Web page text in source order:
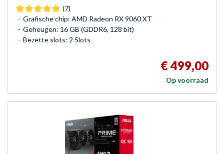
(7)
Grafische chip: AMD Radeon RX 9060 XT
Geheugen: 16 GB (GDDR6, 128 bit)
Bezette slots: 2 Slots
€ 499,00
Op voorraad